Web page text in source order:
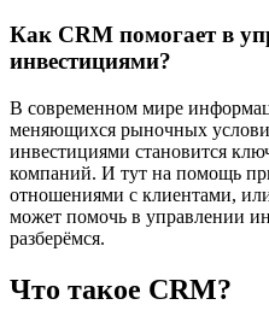
Как CRM помогает в
инвестициями?
В современном мире
меняющихся рыночных
инвестициями становится
компаний. И тут на помощь
отношениями с клиентами,
может помочь в управлении
разберёмся.
Что такое CRM?